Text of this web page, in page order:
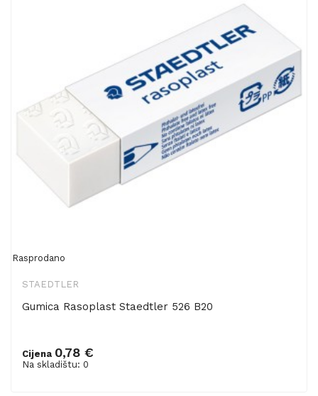
Rasprodano
STAEDTLER
Gumica Rasoplast Staedtler 526 B20
Cijena 0,78 €
Na skladištu: 0